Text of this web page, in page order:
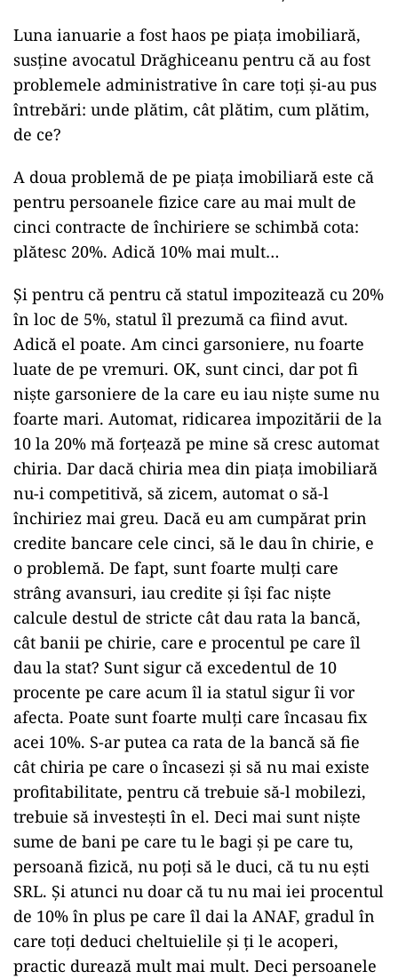
Luna ianuarie a fost haos pe piața imobiliară,
susține avocatul Drăghiceanu pentru că au fost
problemele administrative în care toți și-au pus
întrebări: unde plătim, cât plătim, cum plătim,
de ce?
A doua problemă de pe piața imobiliară este că
pentru persoanele fizice care au mai mult de
cinci contracte de închiriere se schimbă cota:
plătesc 20%. Adică 10% mai mult…
Și pentru că pentru că statul impozitează cu 20%
în loc de 5%, statul îl prezumă ca fiind avut.
Adică el poate. Am cinci garsoniere, nu foarte
luate de pe vremuri. OK, sunt cinci, dar pot fi
niște garsoniere de la care eu iau niște sume nu
foarte mari. Automat, ridicarea impozitării de la
10 la 20% mă forțează pe mine să cresc automat
chiria. Dar dacă chiria mea din piața imobiliară
nu-i competitivă, să zicem, automat o să-l
închiriez mai greu. Dacă eu am cumpărat prin
credite bancare cele cinci, să le dau în chirie, e
o problemă. De fapt, sunt foarte mulți care
strâng avansuri, iau credite și își fac niște
calcule destul de stricte cât dau rata la bancă,
cât banii pe chirie, care e procentul pe care îl
dau la stat? Sunt sigur că excedentul de 10
procente pe care acum îl ia statul sigur îi vor
afecta. Poate sunt foarte mulți care încasau fix
acei 10%. S-ar putea ca rata de la bancă să fie
cât chiria pe care o încasezi și să nu mai existe
profitabilitate, pentru că trebuie să-l mobilezi,
trebuie să investești în el. Deci mai sunt niște
sume de bani pe care tu le bagi și pe care tu,
persoană fizică, nu poți să le duci, că tu nu ești
SRL. Și atunci nu doar că tu nu mai iei procentul
de 10% în plus pe care îl dai la ANAF, gradul în
care toți deduci cheltuielile și ți le acoperi,
practic durează mult mai mult. Deci persoanele